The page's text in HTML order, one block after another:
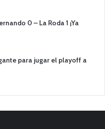
0 – La Roda 1 ¡Ya
para jugar el playoff a